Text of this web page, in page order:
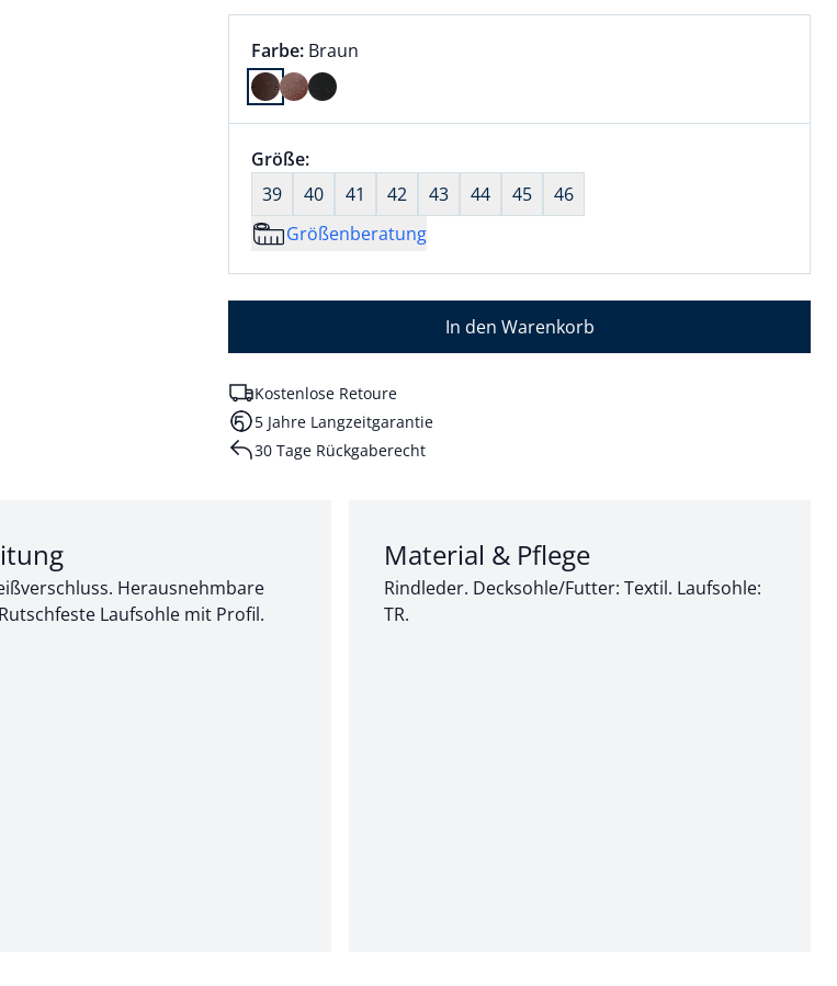
Farbauswahl:
Farbe: aktuell ausgewählt:
Braun
Farbe Braun ausgewählt
Größenauswahl:
Größe:nichts ausgewählt
39
40 41 42 43 44 45
46
Größenberatung
In den Warenkorb
Kostenlose Retoure
5 Jahre Langzeitgarantie
30 Tage Rückgaberecht
3:
Herausnehmbare
Laufsohle mit Profil.
Abschnitt 3 von 3:
Material & Pflege
Rindleder. Decksohle/Futter: Textil. Laufsohle:
TR.